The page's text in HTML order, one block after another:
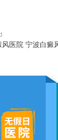
风医院 宁波白癜